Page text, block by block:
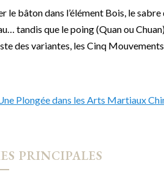
bâton dans l’élément Bois, le sabre
tandis que le poing (Quan ou
des variantes, les Cinq
PRINCIPALES